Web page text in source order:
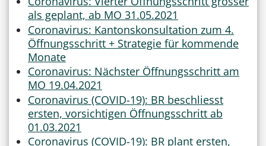
als geplant, ab MO 31.05.2021
Coronavirus: Kantonskonsultation zum 4.
Öffnungsschritt + Strategie für kommende
Monate
Coronavirus: Nächster Öffnungsschritt am
MO 19.04.2021
Coronavirus (COVID-19): BR beschliesst
ersten, vorsichtigen Öffnungsschritt ab
01.03.2021
Coronavirus (COVID-19): BR plant ersten,